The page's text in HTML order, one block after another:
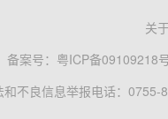
关
备案号： 粤ICP备09109218
和不良信息举报电话：0755-